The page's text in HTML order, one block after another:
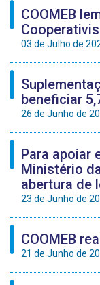
COOMEB
03 de Julho de
beneficiar
26 de Junho de
Para apoiar
Ministério
abertura de
23 de Junho de
COOMEB
21 de Junho de